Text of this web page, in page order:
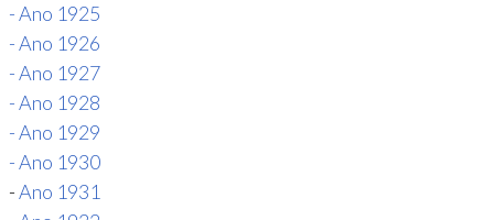
- Ano 1925
- Ano 1926
- Ano 1927
- Ano 1928
- Ano 1929
- Ano 1930
-Ano 1931